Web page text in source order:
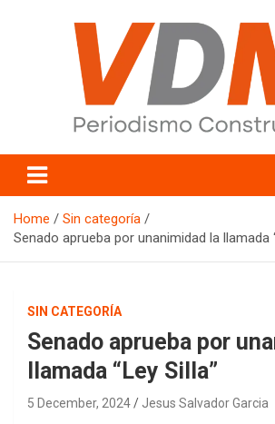
valledelmayo.com
Home
Sin categoría
Senado aprueba por unanimidad la llamada
SIN CATEGORÍA
Senado aprueba por
llamada “Ley Silla”
5 December, 2024 Jesus Salvador Garcia